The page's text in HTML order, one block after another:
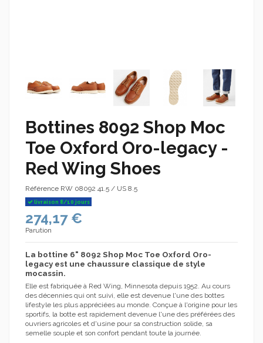
Bottines 8092 Shop Moc
Toe Oxford Oro-legacy -
Red Wing Shoes
Référence RW 08092 41.5 / US 8.5
livraison 8/10 jours
274,17 €
Parution
La bottine 6" 8092 Shop Moc Toe Oxford Oro-
legacy est une chaussure classique de style
mocassin.
Elle est fabriquée à Red Wing, Minnesota depuis 1952. Au cours
des décennies qui ont suivi, elle est devenue l'une des bottes
lifestyle les plus appréciées au monde. Conçue à l'origine pour les
sportifs, la botte est rapidement devenue l'une des préférées des
ouvriers agricoles et d'usine pour sa construction solide, sa
semelle souple et son confort pendant toute la journée.